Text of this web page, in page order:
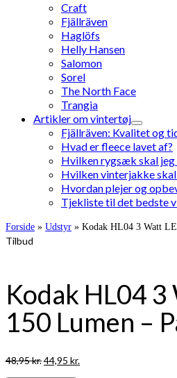
Craft
Fjällräven
Haglöfs
Helly Hansen
Salomon
Sorel
The North Face
Trangia
Artikler om vintertøj
Fjällräven: Kvalitet og
Hvad er fleece lavet af?
Hvilken rygsæk skal
Hvilken vinterjakke
Hvordan plejer og
Tjekliste til det bedste
Forside » Udstyr » Kodak HL04 3 Watt
Tilbud
Kodak HL04 3
150 Lumen –
48,95kr.Den
44,95 kr.